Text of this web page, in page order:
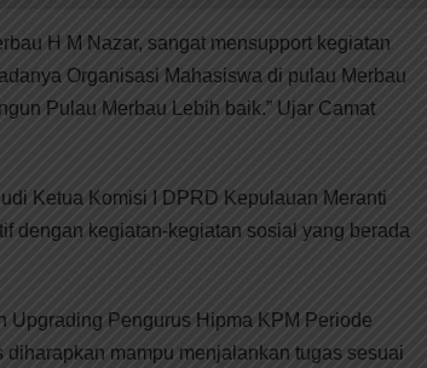
H M Nazar, sangat mensupport kegiatan
Organisasi Mahasiswa di pulau Merbau
Pulau Merbau Lebih baik.” Ujar Camat
Ketua Komisi I DPRD Kepulauan Meranti
dengan kegiatan-kegiatan sosial yang berada
Pengurus Hipma KPM Periode
mampu menjalankan tugas sesuai